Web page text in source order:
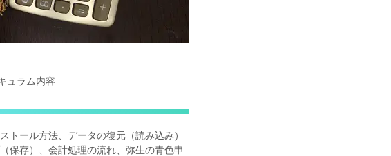
ュラム内容
トール方法、データの復元（読み込み）
保存）、会計処理の流れ、弥生の青色申